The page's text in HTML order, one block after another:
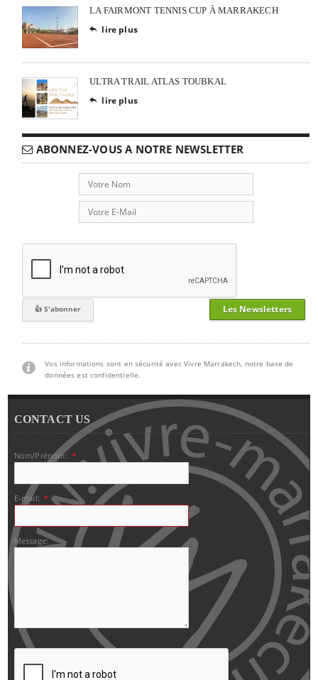
LA FAIRMONT TENNIS CUP À MARRAKECH
 lire plus
ULTRA TRAIL ATLAS TOUBKAL
 lire plus
ABONNEZ-VOUS A NOTRE NEWSLETTER
Les Newsletters
Vos informations sont en sécurité avec Vivre Marrakech, notre base de
données est confidentielle.
CONTACT US
Nom/Prénom: *
E-mail: *
Message: